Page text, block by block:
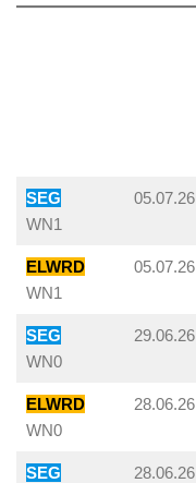
SEG
WN1
05.07.26
ELWRD
WN1
05.07.26
SEG
WN0
29.06.26
ELWRD
WN0
28.06.26
SEG
28.06.26